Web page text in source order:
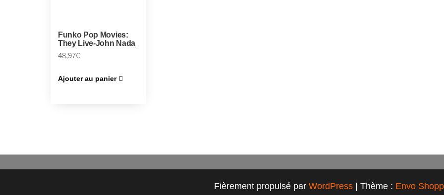
Funko Pop Movies:
They Live-John Nada
48,97€
Ajouter au panier
Fièrement propulsé par WordPress | Thème : Envo